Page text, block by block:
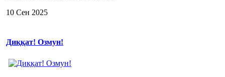
10 Сен 2025
Диққат! Озмун!